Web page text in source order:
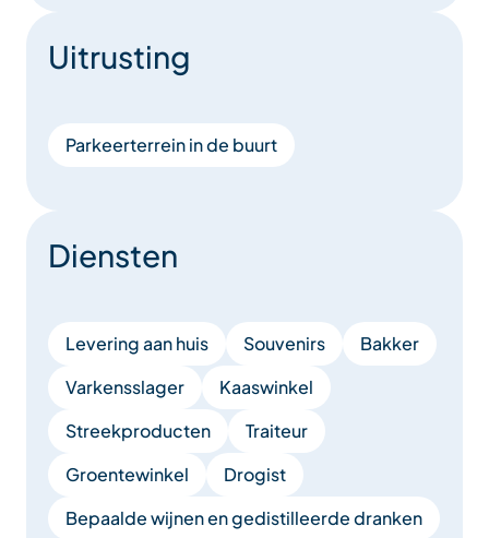
Uitrusting
Parkeerterrein in de buurt
Diensten
Levering aan huis Souvenirs
Bakker
Varkensslager
Kaaswinkel
Streekproducten
Traiteur
Groentewinkel
Drogist
Bepaalde wĳnen en gedistilleerde dranken